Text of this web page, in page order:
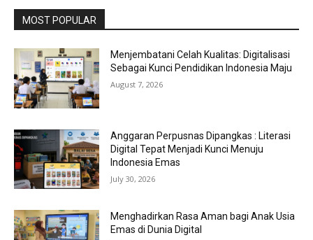
MOST POPULAR
Menjembatani Celah Kualitas: Digitalisasi
Sebagai Kunci Pendidikan Indonesia Maju
August 7, 2026
Anggaran Perpusnas Dipangkas : Literasi
Digital Tepat Menjadi Kunci Menuju
Indonesia Emas
July 30, 2026
Menghadirkan Rasa Aman bagi Anak Usia
Emas di Dunia Digital